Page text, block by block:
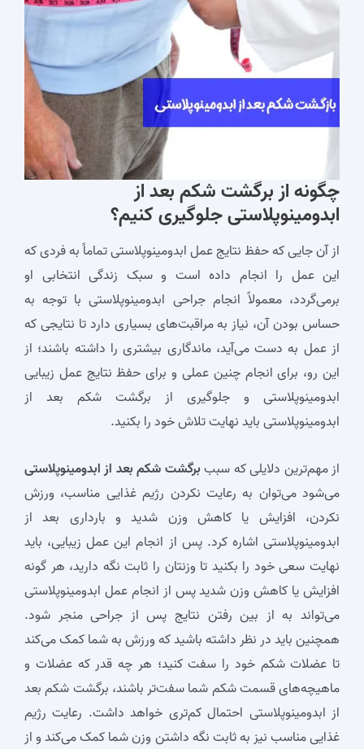
چگونه از برگشت شکم بعد از
ابدومینوپلاستی جلوگیری کنیم؟
از آن جایی که حفظ نتایج عمل ابدومینوپلاستی تماماً به فردی که
این عمل را انجام داده است و سبک زندگی انتخابی او
برمی‌گردد، معمولاً انجام جراحی ابدومینوپلاستی با توجه به
حساس بودن آن، نیاز به مراقبت‌های بسیاری دارد تا نتایجی که
از عمل به دست می‌آید، ماندگاری بیشتری را داشته باشند؛ از
این رو، برای انجام چنین عملی و برای حفظ نتایج عمل زیبایی
ابدومینوپلاستی و جلوگیری از برگشت شکم بعد از
ابدومینوپلاستی باید نهایت تلاش خود را بکنید.
از مهم‌ترین دلایلی که سبببرگشت شکم بعد از ابدومینوپلاستی
می‌شود می‌توان به رعایت نکردن رژیم غذایی مناسب، ورزش
نکردن، افزایش یا کاهش وزن شدید و بارداری بعد از
ابدومینوپلاستی اشاره کرد. پس از انجام این عمل زیبایی، باید
نهایت سعی خود را بکنید تا وزنتان را ثابت نگه دارید، هر گونه
افزایش یا کاهش وزن شدید پس از انجام عمل ابدومینوپلاستی
می‌تواند به از بین رفتن نتایج پس از جراحی منجر شود.
همچنین باید در نظر داشته باشید که ورزش به شما کمک می‌کند
تا عضلات شکم خود را سفت کنید؛ هر چه قدر که عضلات و
ماهیچه‌های قسمت شکم شما سفت‌تر باشند، برگشت شکم بعد
از ابدومینوپلاستی احتمال کم‌تری خواهد داشت. رعایت رژیم
غذایی مناسب نیز به ثابت نگه داشتن وزن شما کمک می‌کند و از